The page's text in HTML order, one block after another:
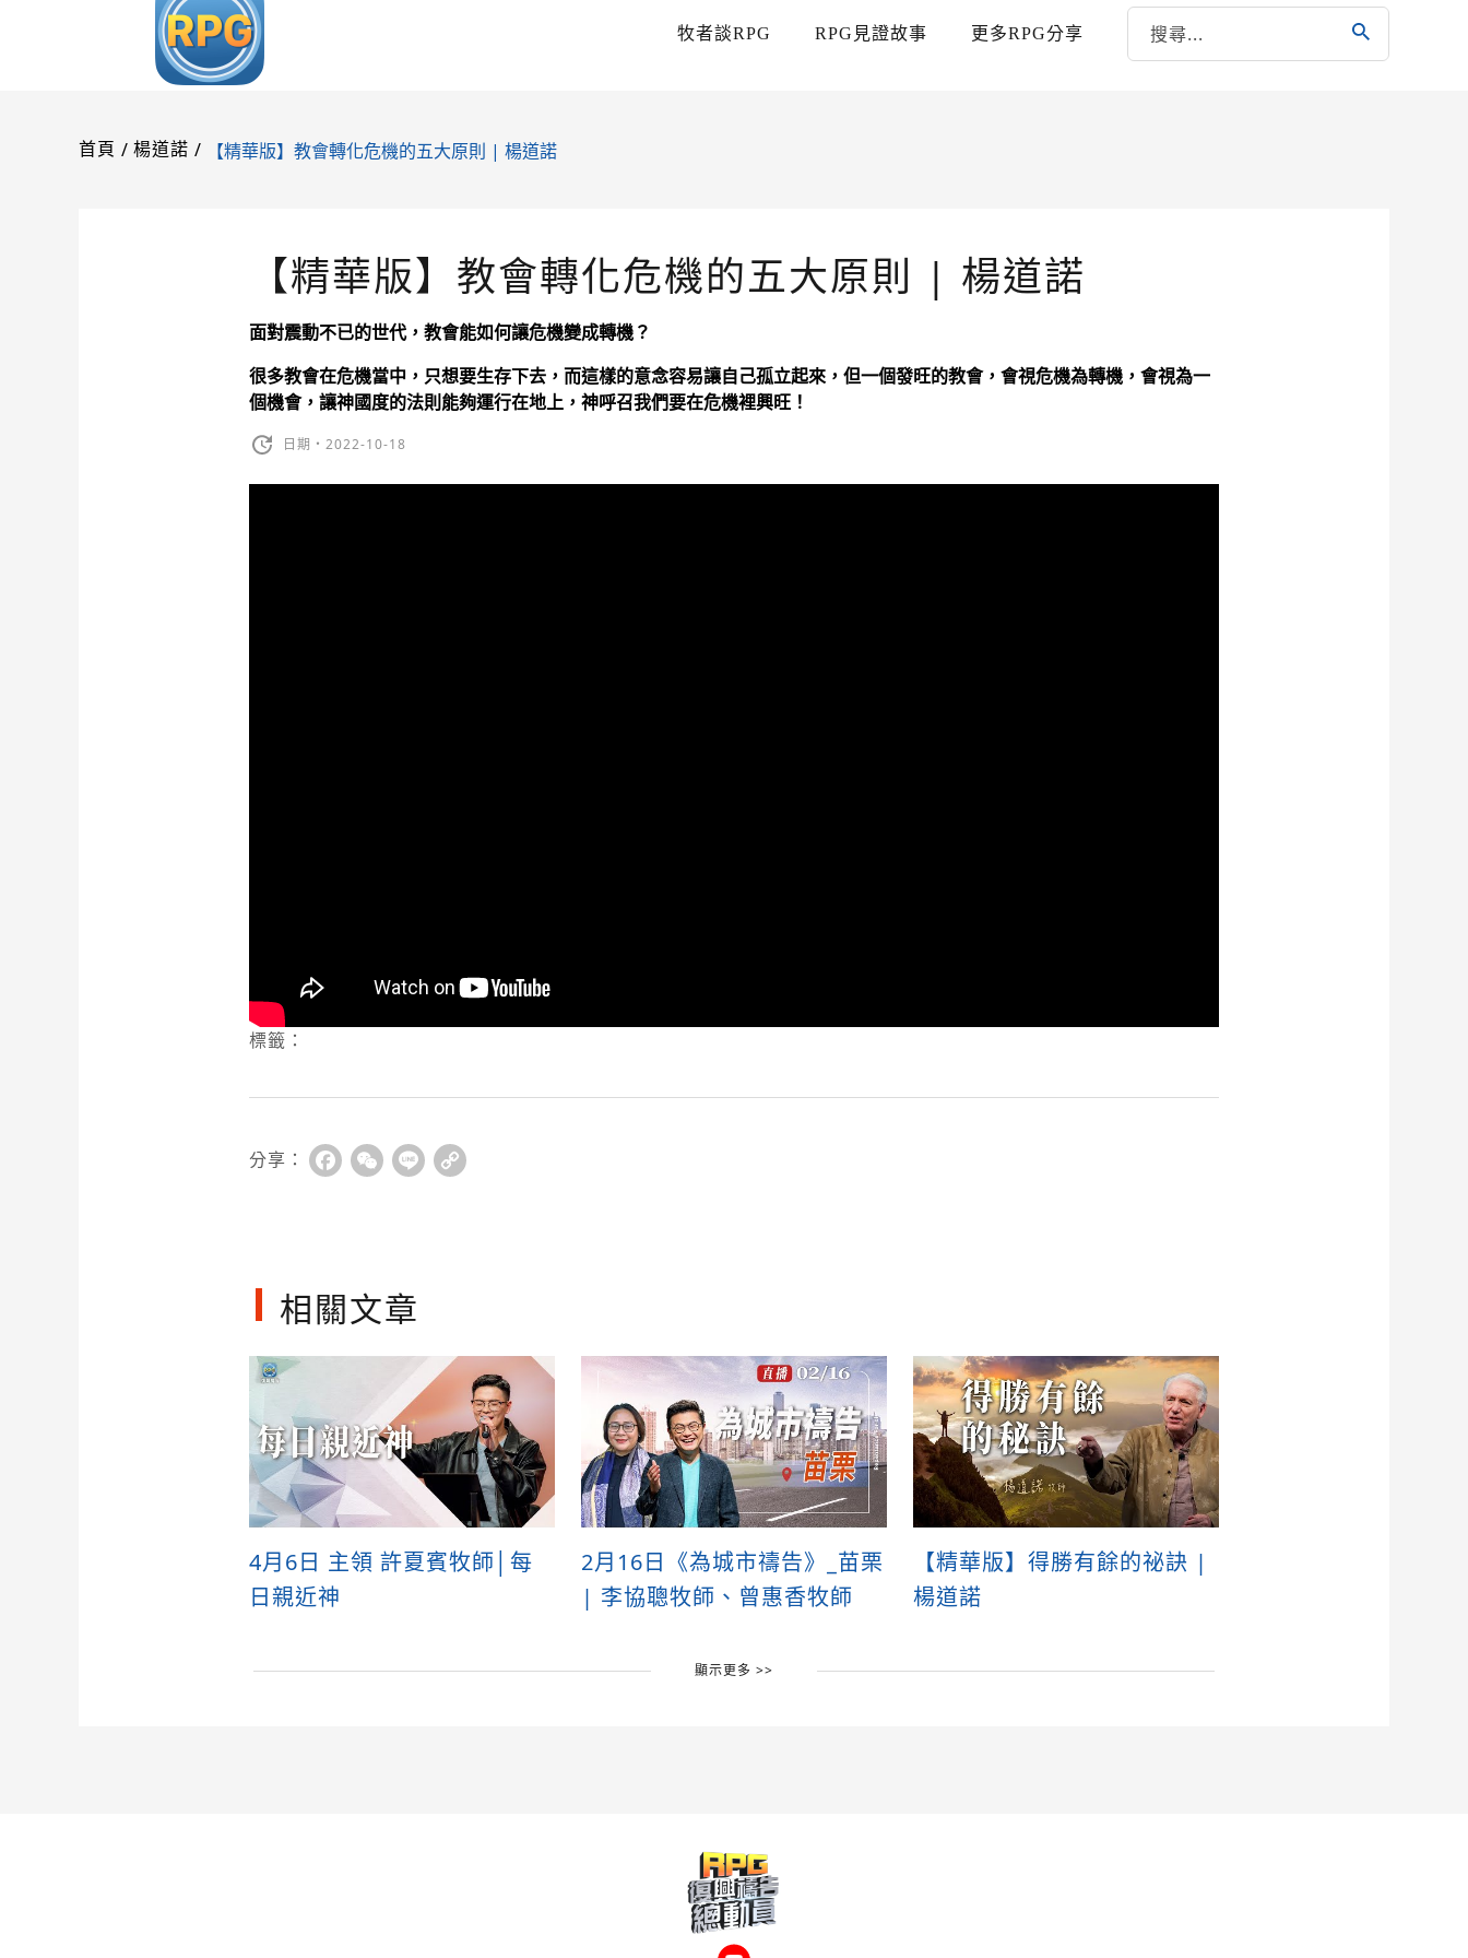
牧者談RPG RPG見證故事 更多RPG分享
首頁 / 楊道諾 / 【精華版】教會轉化危機的五大原則 | 楊道諾
【精華版】教會轉化危機的五大原則 | 楊道諾
面對震動不已的世代，教會能如何讓危機變成轉機？
很多教會在危機當中，只想要生存下去，而這樣的意念容易讓自己孤立起來，但一個發旺的教會，會視危機為轉機，會視為一
個機會，讓神國度的法則能夠運行在地上，神呼召我們要在危機裡興旺！
日期・2022-10-18
標籤：
分享： FacebookWeChat
Line
相關文章
4月6日 主領 許夏賓牧師│每
日親近神
2月16日《為城市禱告》_苗栗
| 李協聰牧師、曾惠香牧師
【精華版】得勝有餘的祕訣 |
楊道諾
顯示更多 >>